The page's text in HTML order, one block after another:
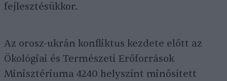
fejlesztésükkor.
Az orosz-ukrán konfliktus kezdete előtt az
Ökológiai és Természeti Erőforrások
Minisztériuma 4240 helyszínt minősített